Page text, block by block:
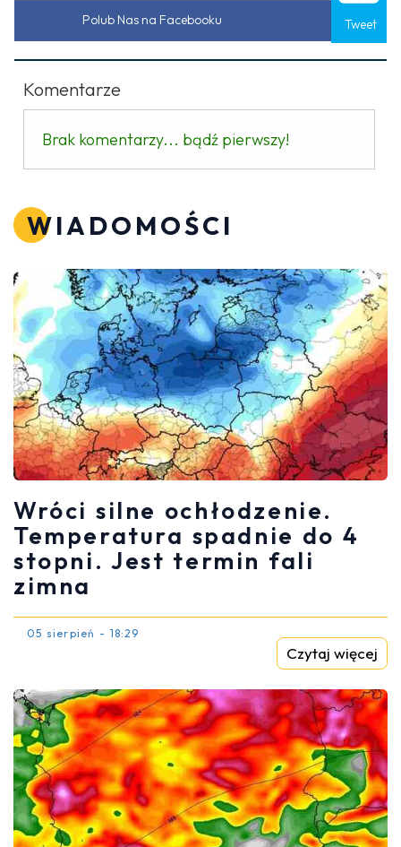
Tweet
Polub Nas na Facebooku
Komentarze
Brak komentarzy... bądź pierwszy!
WIADOMOŚCI
Wróci silne ochłodzenie.
Temperatura spadnie do 4
stopni. Jest termin fali
zimna
05 sierpień - 18:29
Czytaj więcej